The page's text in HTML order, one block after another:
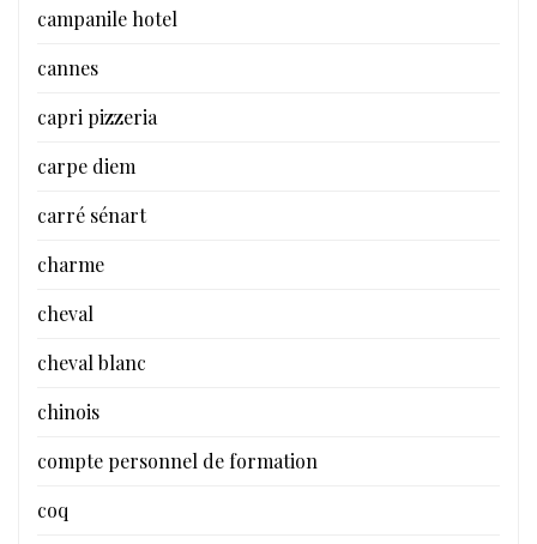
campanile hotel
cannes
capri pizzeria
carpe diem
carré sénart
charme
cheval
cheval blanc
chinois
compte personnel de formation
coq